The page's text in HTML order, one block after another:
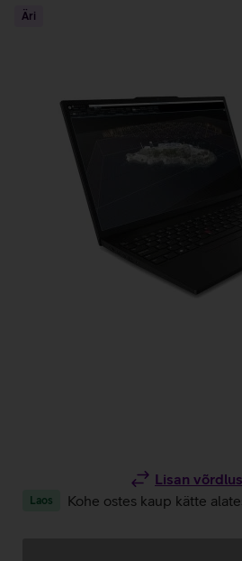
Äri
Lisan
Laos Kohe ostes kaup kätte